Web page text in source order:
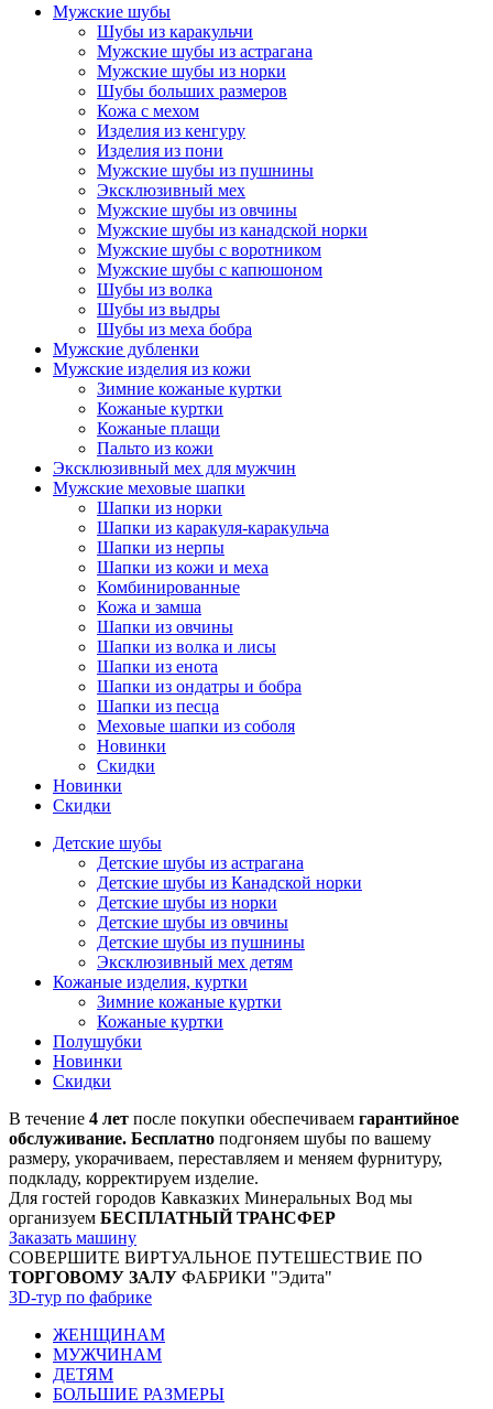
Мужские шубы
Шубы из каракульчи
Мужские шубы из астрагана
Мужские шубы из норки
Шубы больших размеров
Кожа с мехом
Изделия из кенгуру
Изделия из пони
Мужские шубы из пушнины
Эксклюзивный мех
Мужские шубы из овчины
Мужские шубы из канадской норки
Мужские шубы с воротником
Мужские шубы с капюшоном
Шубы из волка
Шубы из выдры
Шубы из меха бобра
Мужские дубленки
Мужские изделия из кожи
Зимние кожаные куртки
Кожаные куртки
Кожаные плащи
Пальто из кожи
Эксклюзивный мех для мужчин
Мужские меховые шапки
Шапки из норки
Шапки из каракуля-каракульча
Шапки из нерпы
Шапки из кожи и меха
Комбинированные
Кожа и замша
Шапки из овчины
Шапки из волка и лисы
Шапки из енота
Шапки из ондатры и бобра
Шапки из песца
Меховые шапки из соболя
Новинки
Скидки
Новинки
Скидки
Детские шубы
Детские шубы из астрагана
Детские шубы из Канадской норки
Детские шубы из норки
Детские шубы из овчины
Детские шубы из пушнины
Эксклюзивный мех детям
Кожаные изделия, куртки
Зимние кожаные куртки
Кожаные куртки
Полушубки
Новинки
Скидки
В течение 4 лет после покупки обеспечиваем гарантийное
обслуживание. Бесплатно подгоняем шубы по вашему
размеру, укорачиваем, переставляем и меняем фурнитуру,
подкладу, корректируем изделие.
Для гостей городов Кавказких Минеральных Вод мы
организуем БЕСПЛАТНЫЙ ТРАНСФЕР
Заказать машину
СОВЕРШИТЕ ВИРТУАЛЬНОЕ ПУТЕШЕСТВИЕ ПО
ТОРГОВОМУ ЗАЛУ ФАБРИКИ "Эдита"
3D-тур по фабрике
ЖЕНЩИНАМ
МУЖЧИНАМ
ДЕТЯМ
БОЛЬШИЕ РАЗМЕРЫ